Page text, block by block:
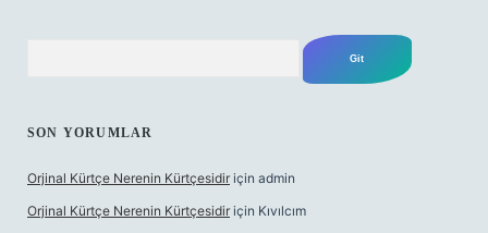
SON YORUMLAR
Orjinal Kürtçe Nerenin Kürtçesidir için admin
Orjinal Kürtçe Nerenin Kürtçesidir için Kıvılcım